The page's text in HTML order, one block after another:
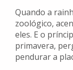
Quando a
zoológico,
eles. E o
primavera,
pendurar a